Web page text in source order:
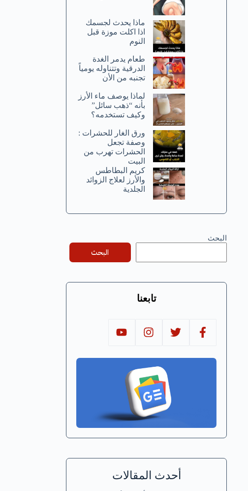
ماذا يحدث لجسمك
اذا اكلت موزة قبل
النوم
طعام يدمر الغدة
الدرقية وتتناوله يومياً
تجنبه من الأن
لماذا يوصف ماء الأرز
بأنه “ذهب سائل”
وكيف تستخدمه؟
ورق الغار للحشرات :
وصفة تجعل
الحشرات تهرب من
البيت
كريم البطاطس
والأرز لعلاج الزوائد
الجلدية
البحث
البحث
تابعنا
أحدث المقالات